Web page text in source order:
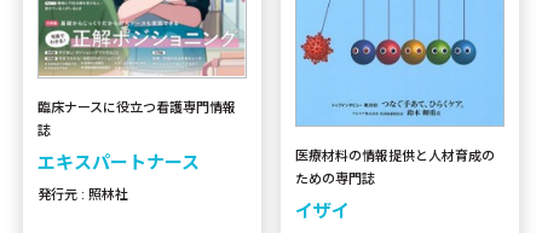
臨床ナースに役立つ看護専門情報
誌
エキスパートナース
発行元 : 照林社
医療材料の情報提供と人材育成の
ための専門誌
イザイ